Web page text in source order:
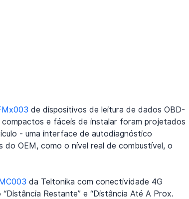
de dispositivos de leitura de dados OBD-
e fáceis de instalar foram projetados
- uma interface de autodiagnóstico
do OEM, como o nível real de combustível, o
da Teltonika com conectividade 4G
Restante” e “Distância Até A Prox.